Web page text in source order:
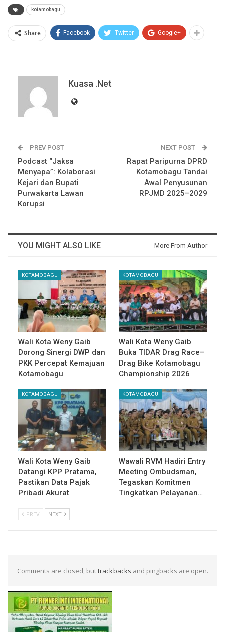
kotamobagu
Share Facebook Twitter Google+
Kuasa .net
PREV POST
Podcast “Jaksa
Menyapa”: Kolaborasi
Kejari dan Bupati
Purwakarta Lawan
Korupsi
NEXT POST
Rapat Paripurna DPRD
Kotamobagu Tandai
Awal Penyusunan
RPJMD 2025–2029
YOU MIGHT ALSO LIKE More From Author
KOTAMOBAGU
Wali Kota Weny Gaib
Dorong Sinergi DWP dan
PKK Percepat Kemajuan
Kotamobagu
KOTAMOBAGU
Wali Kota Weny Gaib
Buka TIDAR Drag Race–
Drag Bike Kotamobagu
Championship 2026
KOTAMOBAGU
Wali Kota Weny Gaib
Datangi KPP Pratama,
Pastikan Data Pajak
Pribadi Akurat
KOTAMOBAGU
Wawali RVM Hadiri Entry
Meeting Ombudsman,
Tegaskan Komitmen
Tingkatkan Pelayanan…
PREV NEXT
Comments are closed, buttrackbacks and pingbacks are open.